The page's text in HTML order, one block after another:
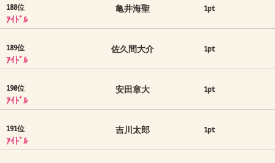
188位
ｱｲﾄﾞﾙ
亀井海聖 1pt
189位
ｱｲﾄﾞﾙ
佐久間大介 1pt
190位
ｱｲﾄﾞﾙ
安田章大 1pt
191位
ｱｲﾄﾞﾙ
吉川太郎 1pt